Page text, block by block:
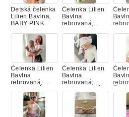
Detská čelenka
Lilien Bavlna,
BABY PINK
Čelenka Lilien
Bavlna
rebrovaná,
Čelenka Lilien
Bavlna
rebrovaná,
Čelenka Lilien
Bavlna
rebrovaná,